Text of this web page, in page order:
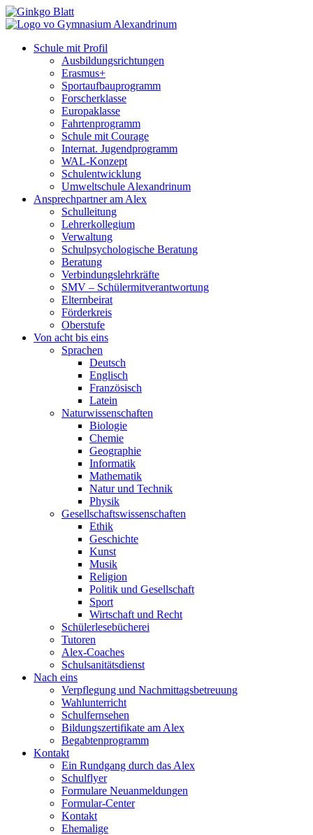
Schule mit Profil
Ausbildungsrichtungen
Erasmus+
Sportaufbauprogramm
Forscherklasse
Europaklasse
Fahrtenprogramm
Schule mit Courage
Internat. Jugendprogramm
WAL-Konzept
Schulentwicklung
Umweltschule Alexandrinum
Ansprechpartner am Alex
Schulleitung
Lehrerkollegium
Verwaltung
Schulpsychologische Beratung
Beratung
Verbindungslehrkräfte
SMV – Schülermitverantwortung
Elternbeirat
Förderkreis
Oberstufe
Von acht bis eins
Sprachen
Deutsch
Englisch
Französisch
Latein
Naturwissenschaften
Biologie
Chemie
Geographie
Informatik
Mathematik
Natur und Technik
Physik
Gesellschaftswissenschaften
Ethik
Geschichte
Kunst
Musik
Religion
Politik und Gesellschaft
Sport
Wirtschaft und Recht
Schülerlesebücherei
Tutoren
Alex-Coaches
Schulsanitätsdienst
Nach eins
Verpflegung und Nachmittagsbetreuung
Wahlunterricht
Schulfernsehen
Bildungszertifikate am Alex
Begabtenprogramm
Kontakt
Ein Rundgang durch das Alex
Schulflyer
Formulare Neuanmeldungen
Formular-Center
Kontakt
Ehemalige